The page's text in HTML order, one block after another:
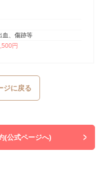
血、傷跡等
円
ジに戻る
(公式ページへ)